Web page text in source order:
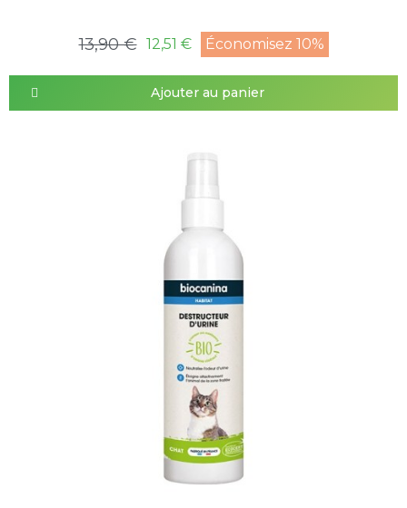
13,90 € 12,51 € Économisez 10%
Ajouter au panier